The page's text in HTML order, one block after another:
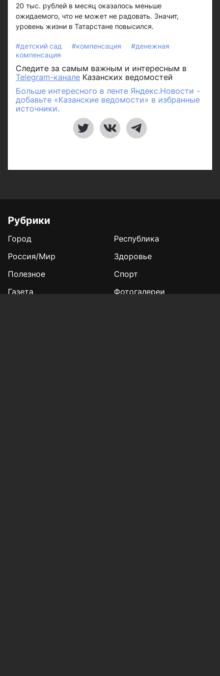
20 тыс. рублей в месяц оказалось меньше
ожидаемого, что не может не радовать. Значит,
уровень жизни в Татарстане повысился.
#детский сад #компенсация
#денежная
компенсация
Следите за самым важным и интересным в
Telegram-канале Казанских ведомостей
Больше интересного в ленте Яндекс.Новости -
добавьте «Казанские ведомости» в избранные
источники.
Рубрики
Город
Республика
Россия/Мир
Здоровье
Полезное
Спорт
Газета
Фотогалереи